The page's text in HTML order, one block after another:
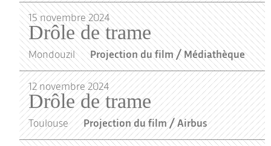
15novembre2024
Drôle de trame
Mondouzil Projection du film / Médiathèque
12novembre2024
Drôle de trame
Toulouse Projection du film / Airbus